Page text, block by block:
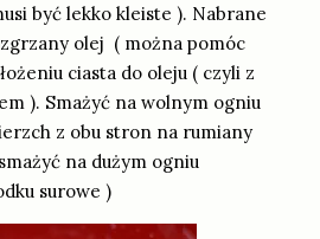
być lekko kleiste ). Nabrane
olej ( można pomóc
ciasta do oleju ( czyli z
). Smażyć na wolnym ogniu
z obu stron na rumiany
na dużym ogniu
surowe )